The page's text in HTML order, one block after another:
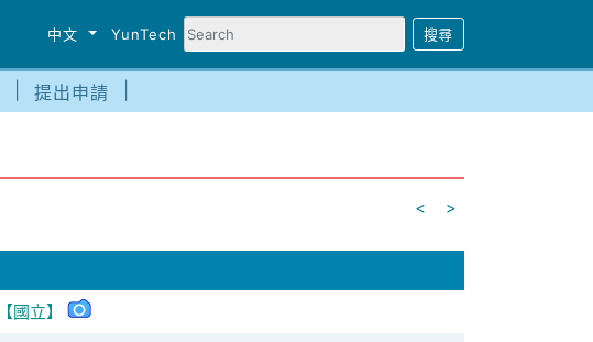
中文 YunTech
提出申請
< >
【國立】